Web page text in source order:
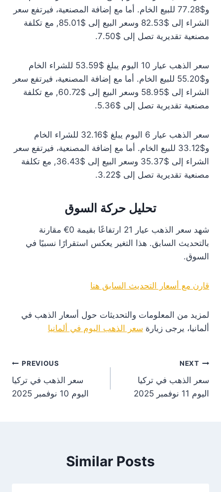
و$77.28 للبيع الخام. أما مع إضافة المصنعية، فيرتفع سعر
الشراء إلى $82.53 وسعر البيع إلى $85.01, مع تكلفة
مصنعية تقديرية تصل إلى $7.50.
سعر الذهب عيار 10 اليوم يبلغ $53.59 للشراء الخام
و$55.20 للبيع الخام. أما مع إضافة المصنعية، فيرتفع سعر
الشراء إلى $58.95 وسعر البيع إلى $60.72, مع تكلفة
مصنعية تقديرية تصل إلى $5.36.
سعر الذهب عيار 6 اليوم يبلغ $32.16 للشراء الخام
و$33.12 للبيع الخام. أما مع إضافة المصنعية، فيرتفع سعر
الشراء إلى $35.37 وسعر البيع إلى $36.43, مع تكلفة
مصنعية تقديرية تصل إلى $3.22.
تحليل حركة السوق
شهد سعر الذهب عيار 21 ارتفاعًا بقيمة 0€ مقارنة
بالتحديث السابق. هذا التغير يعكس استقرارًا نسبيًا في
السوق.
قارن مع أسعار التحديث السابق هنا
لمزيد من المعلومات والتحديثات حول أسعار الذهب في
ألمانيا، يرجى زيارة سعر الذهب اليوم في ألمانيا
PREVIOUS
سعر الذهب في تركيا
اليوم 10 نوفمبر 2025
NEXT
سعر الذهب في تركيا
اليوم 11 نوفمبر 2025
Similar Posts